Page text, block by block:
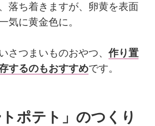
落ち着きますが、卵黄を表面
気に黄金色に。
さつまいものおやつ、作り置
するのもおすすめです。
トポテト」のつくり